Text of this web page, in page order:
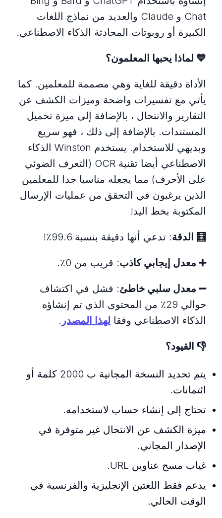
Chat و Claude والعديد من نماذج اللغات
الكبيرة أو روبوتات المحادثة الذكاء الاصطناعي.
💙 لماذا يحبها المعلمون؟
الأداة دقيقة للغاية وهي مصممة للمعلمين. كما
يأتي مع تفسيرات واضحة وميزات الكشف عن
التقارير والانتحال ، بالإضافة إلى ميزة تحميل
المستندات. بالإضافة إلى ذلك ، فهو سريع
وبديهي للاستخدام. يستخدم Winston الذكاء
الاصطناعي أيضا تقنية OCR (التعرف الضوئي
على الأحرف) مما يجعله مناسبا جدا للمعلمين
الذين يرغبون في التحقق من عمليات الإرسال
المكتوبة بخط اليد!
🧮 الدقة: تدعي أنها دقيقة بنسبة 99.6٪!
➕ معدل إيجابي كاذب: قريب من 0٪.
➖ معدل سلبي خاطئ: فشل في اكتشاف
حوالي 29٪ من المحتوى الذي تم إنشاؤه
الذكاء الاصطناعي وفقا لهذا المصدر .
👎 القيود؟
يتم تحديد النسخة المجانية ب 2000 كلمة أو
ائتمانات.
تحتاج إلى إنشاء حساب لاستخدامه.
ميزة الكشف عن الانتحال غير متوفرة في
الإصدار المجاني.
غياب مسح عناوين URL.
يدعم فقط اللغتين الإنجليزية والفرنسية في
الوقت الحالي.